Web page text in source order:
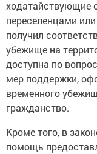
ходатайствующие
переселенцами
получил
убежище на
доступна по
мер поддержки,
временного
гражданство.
Кроме того, в
помощь